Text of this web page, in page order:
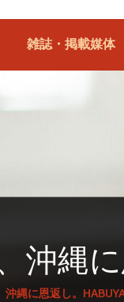
雑誌・掲載媒体
沖縄
沖縄に恩返し。